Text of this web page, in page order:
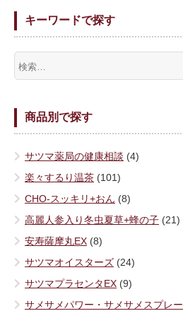
キーワードで探す
商品別で探す
サツマ薬局の健康相談 (4)
楽々するり温茶 (101)
CHO-スッキリ+おん (8)
高麗人参入り冬虫夏草+蜂の子 (21)
安寿薩摩丸EX (8)
サツマオイスターズ (24)
サツマプラセンタEX (9)
サメサメパワー・サメサメスプレー